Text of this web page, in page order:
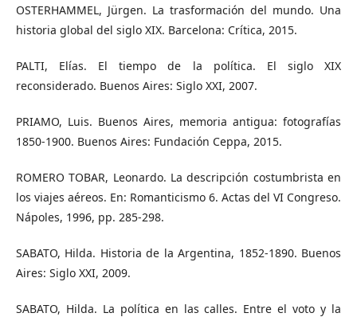
OSTERHAMMEL, Jürgen. La trasformación del mundo. Una
historia global del siglo XIX. Barcelona: Crítica, 2015.
PALTI, Elías. El tiempo de la política. El siglo XIX
reconsiderado. Buenos Aires: Siglo XXI, 2007.
PRIAMO, Luis. Buenos Aires, memoria antigua: fotografías
1850-1900. Buenos Aires: Fundación Ceppa, 2015.
ROMERO TOBAR, Leonardo. La descripción costumbrista en
los viajes aéreos. En: Romanticismo 6. Actas del VI Congreso.
Nápoles, 1996, pp. 285-298.
SABATO, Hilda. Historia de la Argentina, 1852-1890. Buenos
Aires: Siglo XXI, 2009.
SABATO, Hilda. La política en las calles. Entre el voto y la